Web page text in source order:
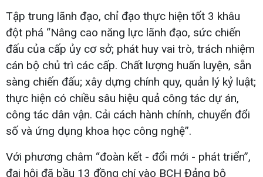
Tập trung lãnh đạo, chỉ đạo thực hiện tốt 3 khâu
đột phá “Nâng cao năng lực lãnh đạo, sức chiến
đấu của cấp ủy cơ sở; phát huy vai trò, trách nhiệm
cán bộ chủ trì các cấp. Chất lượng huấn luyện, sẵn
sàng chiến đấu; xây dựng chính quy, quản lý kỷ luật;
thực hiện có chiều sâu hiệu quả công tác dự án,
công tác dân vận. Cải cách hành chính, chuyển đổi
số và ứng dụng khoa học công nghệ”.
Với phương châm “đoàn kết - đổi mới - phát triển”,
đại hội đã bầu 13 đồng chí vào BCH Đảng bộ